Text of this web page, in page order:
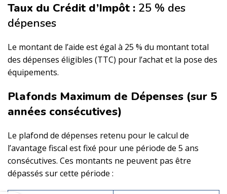
Taux du Crédit d’Impôt : 25 % des
dépenses
Le montant de l’aide est égal à 25 % du montant total
des dépenses éligibles (TTC) pour l’achat et la pose des
équipements.
Plafonds Maximum de Dépenses (sur 5
années consécutives)
Le plafond de dépenses retenu pour le calcul de
l’avantage fiscal est fixé pour une période de 5 ans
consécutives. Ces montants ne peuvent pas être
dépassés sur cette période :